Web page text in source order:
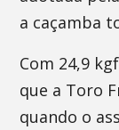
a caçamba
Com 24,9
que a Toro
quando o